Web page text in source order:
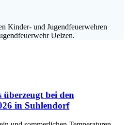
Kinder- und Jugendfeuerwehren
Uelzen.
überzeugt bei den
in Suhlendorf